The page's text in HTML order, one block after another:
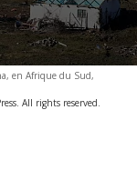
en Afrique du Sud,
All rights reserved.